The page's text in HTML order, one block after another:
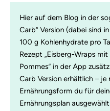
Hier auf dem Blog in der
Carb“ Version (dabei sind
100 g Kohlenhydrate pro
Rezept „Eisberg-Wraps
Pommes“ in der App
Carb Version erhältlich – je
Ernährungsform du für
Ernährungsplan